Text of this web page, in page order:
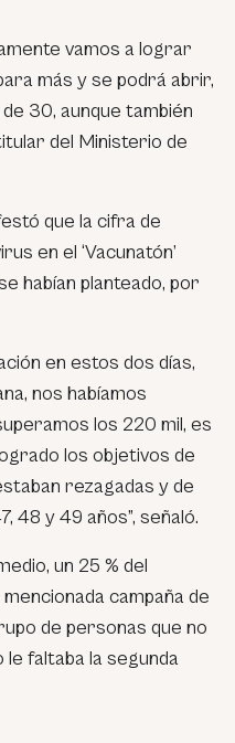
vamos a lograr
más y se podrá abrir,
30, aunque también
del Ministerio de
que la cifra de
en el ‘Vacunatón’
habían planteado, por
en estos dos días,
nos habíamos
los 220 mil, es
los objetivos de
rezagadas y de
48 y 49 años”, señaló.
un 25 % del
campaña de
de personas que no
le faltaba la segunda